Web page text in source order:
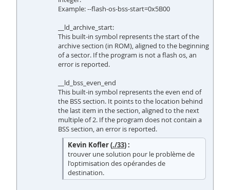
Example: --flash-os-bss-start=0x5B00
__ld_archive_start:
This built-in symbol represents the start of the
archive section (in ROM), aligned to the beginning
of a sector. If the program is not a flash os, an
error is reported.
__ld_bss_even_end
This built-in symbol represents the even end of
the BSS section. It points to the location behind
the last item in the section, aligned to the next
multiple of 2. If the program does not contain a
BSS section, an error is reported.
Kevin Kofler (./33) :
trouver une solution pour le problème de
l'optimisation des opérandes de
destination.